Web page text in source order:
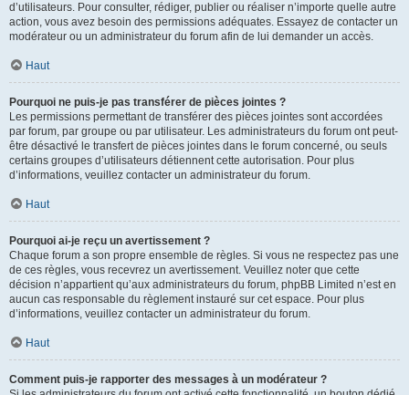
d’utilisateurs. Pour consulter, rédiger, publier ou réaliser n’importe quelle autre
action, vous avez besoin des permissions adéquates. Essayez de contacter un
modérateur ou un administrateur du forum afin de lui demander un accès.
Haut
Pourquoi ne puis-je pas transférer de pièces jointes ?
Les permissions permettant de transférer des pièces jointes sont accordées
par forum, par groupe ou par utilisateur. Les administrateurs du forum ont peut-
être désactivé le transfert de pièces jointes dans le forum concerné, ou seuls
certains groupes d’utilisateurs détiennent cette autorisation. Pour plus
d’informations, veuillez contacter un administrateur du forum.
Haut
Pourquoi ai-je reçu un avertissement ?
Chaque forum a son propre ensemble de règles. Si vous ne respectez pas une
de ces règles, vous recevrez un avertissement. Veuillez noter que cette
décision n’appartient qu’aux administrateurs du forum, phpBB Limited n’est en
aucun cas responsable du règlement instauré sur cet espace. Pour plus
d’informations, veuillez contacter un administrateur du forum.
Haut
Comment puis-je rapporter des messages à un modérateur ?